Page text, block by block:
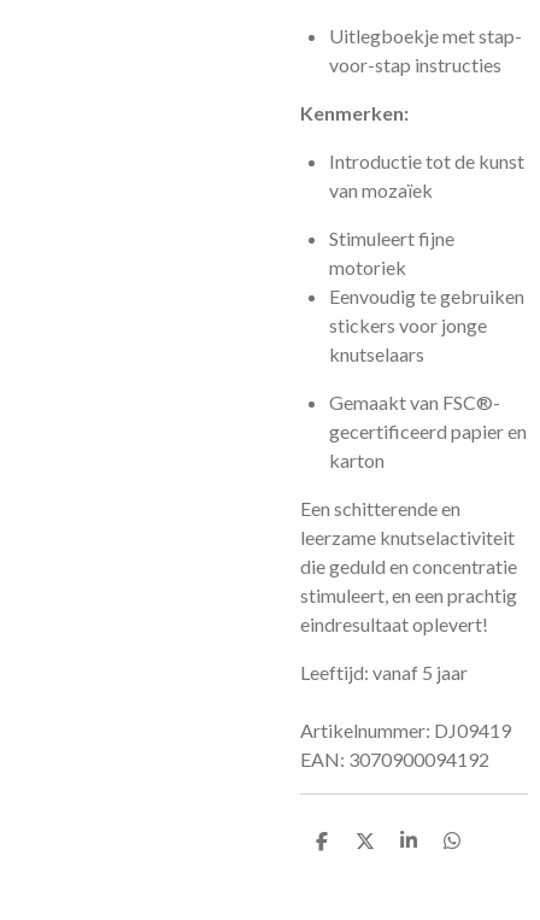
Uitlegboekje met stap-
voor-stap instructies
Kenmerken:
Introductie tot de kunst
van mozaïek
Stimuleert fijne
motoriek
Eenvoudig te gebruiken
stickers voor jonge
knutselaars
Gemaakt van FSC®-
gecertificeerd papier en
karton
Een schitterende en
leerzame knutselactiviteit
die geduld en concentratie
stimuleert, en een prachtig
eindresultaat oplevert!
Leeftijd: vanaf 5 jaar
Artikelnummer: DJ09419
EAN: 3070900094192
D
D
S
D